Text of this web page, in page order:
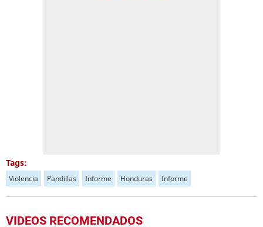
Tags:
Violencia Pandillas Informe Honduras Informe
VIDEOS RECOMENDADOS